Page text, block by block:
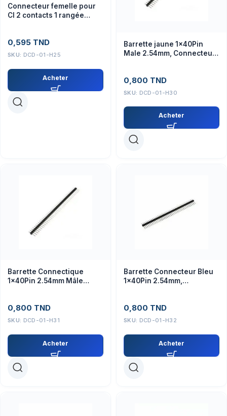
Connecteur femelle pour
CI 2 contacts 1 rangée
0,595 TND
SKU: DCD-01-H25
Acheter
Barrette jaune 1x40Pin
Male 2.54mm, Connecteur
0,800 TND
SKU: DCD-01-H30
Acheter
Barrette Connectique
1x40Pin 2.54mm Mâle
0,800 TND
SKU: DCD-01-H31
Acheter
Barrette Connecteur Bleu
1x40Pin 2.54mm,
0,800 TND
SKU: DCD-01-H32
Acheter